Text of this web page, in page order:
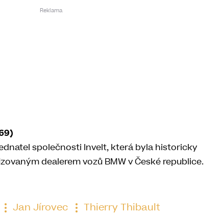
společnosti Invelt, která byla historicky
dealerem vozů BMW v České republice.
Jan Jírovec Thierry Thibault